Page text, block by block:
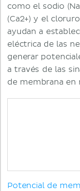
como el sodio
(Ca2+) y el
ayudan a
eléctrica de las
generar
a través de las
de membrana en
Potencial de